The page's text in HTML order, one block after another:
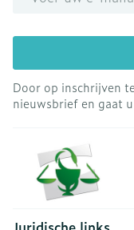
Door op inschrijven
nieuwsbrief en gaat